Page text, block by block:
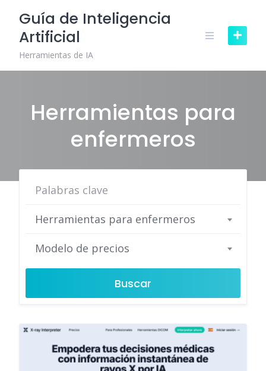
content
Guía de Inteligencia
Artificial
Herramientas de IA
Herramientas para
enfermeros
Herramientas para enfermeros
Modelo de precios
Buscar